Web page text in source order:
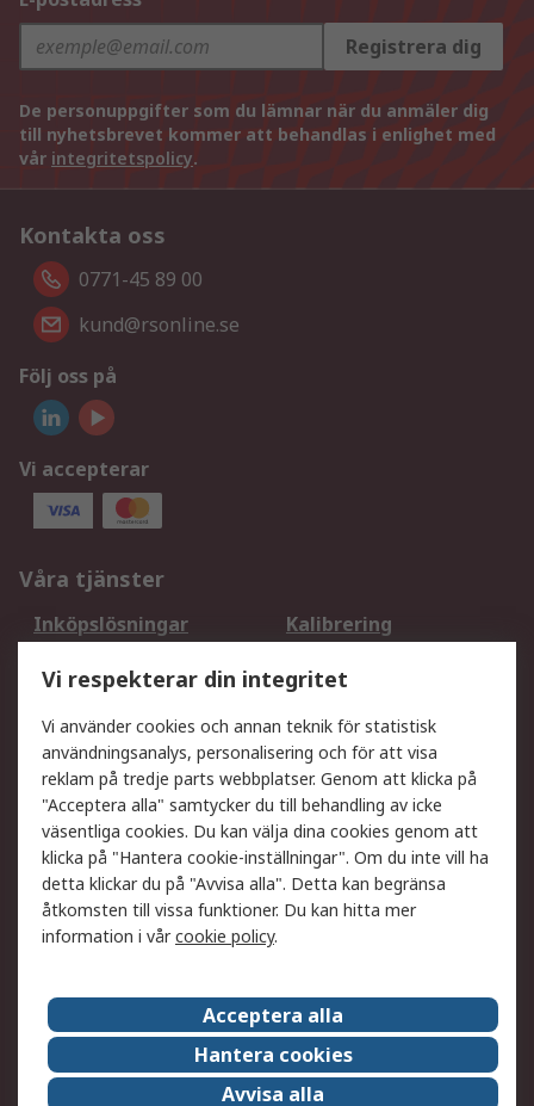
Registrera dig
De personuppgifter som du lämnar när du anmäler dig
till nyhetsbrevet kommer att behandlas i enlighet med
vår integritetspolicy.
Kontakta oss
0771-45 89 00
kund@rsonline.se
Följ oss på
Vi accepterar
Våra tjänster
Inköpslösningar
Kalibrering
DesignSpark
Teknisk Support
Ditt lokala säljteam
Exportlösningar
Support
Få hjälp
Retur av varor
Leverans
Spåra din order
Begär en fakturakopi
Fördelar med RS-konto
Betalningsalternativ
Om RS
Försäljningsvillkor
Det juridiska
Press Centre
Vi respekterar din integritet
Vi använder cookies och annan teknik för statistisk
användningsanalys, personalisering och för att visa
reklam på tredje parts webbplatser. Genom att klicka på
"Acceptera alla" samtycker du till behandling av icke
väsentliga cookies. Du kan välja dina cookies genom att
klicka på "Hantera cookie-inställningar". Om du inte vill ha
detta klickar du på "Avvisa alla". Detta kan begränsa
åtkomsten till vissa funktioner. Du kan hitta mer
information i vårcookie policy.
Acceptera alla
Hantera cookies
Avvisa alla